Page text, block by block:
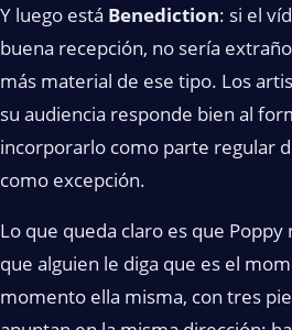
Y luego está Benediction: si el
buena recepción, no sería
más material de ese tipo. Los
su audiencia responde bien al
incorporarlo como parte regular
como excepción.
Lo que queda claro es que Poppy
que alguien le diga que es el
momento ella misma, con tres